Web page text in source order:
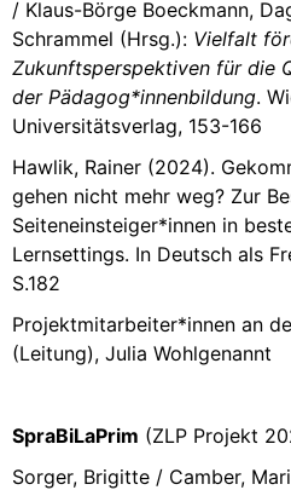
/ Klaus-Börge Boeckmann,
Schrammel (Hrsg.): Vielfalt
Zukunftsperspektiven für die
der Pädagog*innenbildung.
Universitätsverlag, 153-166
Hawlik, Rainer (2024).
gehen nicht mehr weg? Zur
Seiteneinsteiger*innen in
Lernsettings. In Deutsch als
S.182
Projektmitarbeiter*innen an
(Leitung), Julia Wohlgenannt
SpraBiLaPrim (ZLP Projekt
Sorger, Brigitte / Camber,